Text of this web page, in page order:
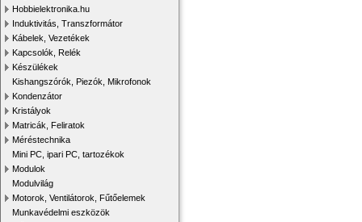
Hobbielektronika.hu
Induktivitás, Transzformátor
Kábelek, Vezetékek
Kapcsolók, Relék
Készülékek
Kishangszórók, Piezók, Mikrofonok
Kondenzátor
Kristályok
Matricák, Feliratok
Méréstechnika
Mini PC, ipari PC, tartozékok
Modulok
Modulvilág
Motorok, Ventilátorok, Fűtőelemek
Munkavédelmi eszközök